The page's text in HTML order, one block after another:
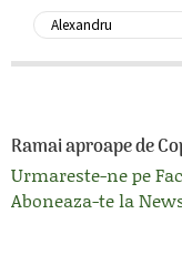
Ramai aproape de
Urmareste-ne pe
Aboneaza-te la